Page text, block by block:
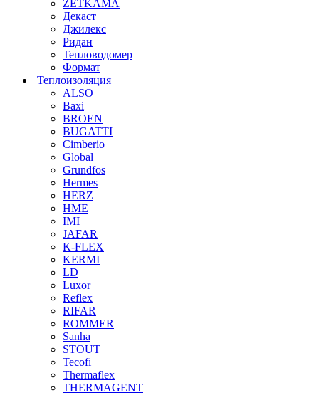
ZETKAMA
Декаст
Джилекс
Ридан
Тепловодомер
Формат
Теплоизоляция
ALSO
Baxi
BROEN
BUGATTI
Cimberio
Global
Grundfos
Hermes
HERZ
HME
IMI
JAFAR
K-FLEX
KERMI
LD
Luxor
Reflex
RIFAR
ROMMER
Sanha
STOUT
Tecofi
Thermaflex
THERMAGENT